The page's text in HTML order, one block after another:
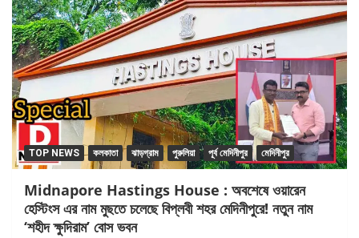
TOP NEWS কলকাতা ঝাড়গ্রাম পুরুলিয়া পূর্ব মেদিনীপুর মেদিনীপুর
Midnapore Hastings House : অবশেষে ওয়ারেন
হেস্টিংস এর নাম মুছতে চলেছে বিপ্লবী শহর মেদিনীপুরে! নতুন নাম
‘শহীদ ক্ষুদিরাম’ বোস ভবন